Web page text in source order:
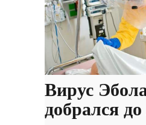
Вирус
добрался